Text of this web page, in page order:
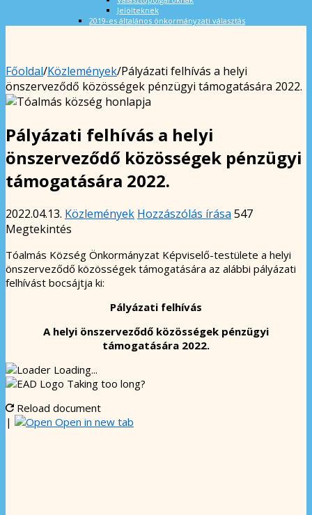
Jelölteknek
2019-es általános önkormányzati választás
Főoldal/Közlemények/Pályázati felhívás a helyi
önszerveződő közösségek pénzügyi támogatására 2022.
Pályázati felhívás a helyi
önszerveződő közösségek pénzügyi
támogatására 2022.
2022.04.13. Közlemények Hozzászólás írása 547
Megtekintés
Tóalmás Község Önkormányzat Képviselő-testülete a helyi
önszerveződő közösségek támogatására az alábbi pályázati
felhívást bocsájtja ki:
Pályázati felhívás
A helyi önszerveződő közösségek pénzügyi
támogatására 2022.
Loading...
Taking too long?
Reload document
|
Open in new tab